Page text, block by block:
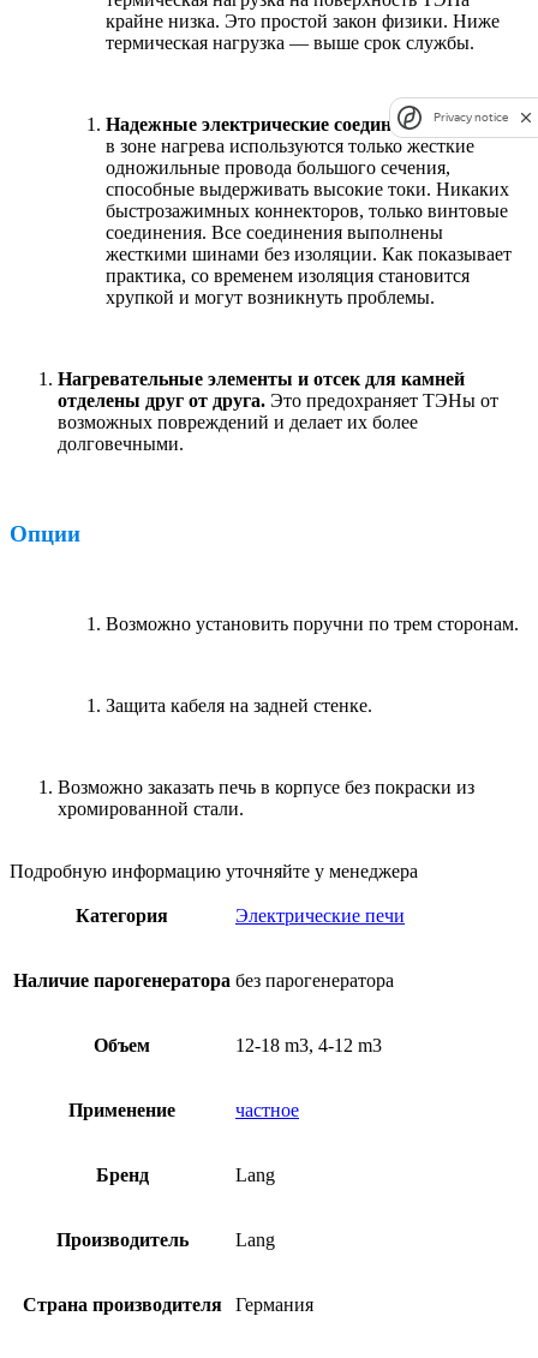
крайне низка. Это простой закон физики. Ниже
термическая нагрузка — выше срок службы.
Надежные электрические соединения.Для печей
в зоне нагрева используются только жесткие
одножильные провода большого сечения,
способные выдерживать высокие токи. Никаких
быстрозажимных коннекторов, только винтовые
соединения. Все соединения выполнены
жесткими шинами без изоляции. Как показывает
практика, со временем изоляция становится
хрупкой и могут возникнуть проблемы.
Нагревательные элементы и отсек для камней
отделены друг от друга. Это предохраняет ТЭНы от
возможных повреждений и делает их более
долговечными.
Опции
Возможно установить поручни по трем сторонам.
Защита кабеля на задней стенке.
Возможно заказать печь в корпусе без покраски из
хромированной стали.
Подробную информацию уточняйте у менеджера
Категория Электрические печи
Наличие парогенератора без парогенератора
Объем 12-18 m3, 4-12 m3
Применение частное
Бренд Lang
Производитель Lang
Страна производителя Германия
Privacy notice